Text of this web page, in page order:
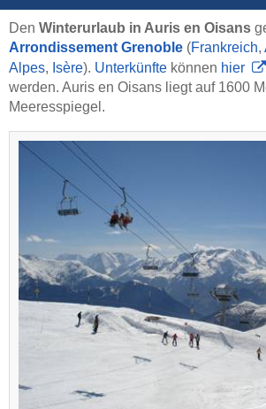
Den Winterurlaub in Auris en Oisans
Arrondissement Grenoble (Frankreich,
Alpes, Isère). Unterkünfte können hier
werden. Auris en Oisans liegt auf 1600
Meeresspiegel.